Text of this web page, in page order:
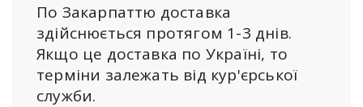
По Закарпаттю доставка
здійснюється протягом 1-3 днів.
Якщо це доставка по Україні, то
терміни залежать від кур'єрської
служби.